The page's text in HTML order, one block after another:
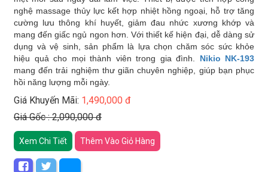
nghệ massage thủy lực kết hợp nhiệt hồng ngoại, hỗ trợ tăng
cường lưu thông khí huyết, giảm đau nhức xương khớp và
mang đến giấc ngủ ngon hơn. Với thiết kế hiện đại, dễ dàng sử
dụng và vệ sinh, sản phẩm là lựa chọn chăm sóc sức khỏe
hiệu quả cho mọi thành viên trong gia đình. Nikio NK-193
mang đến trải nghiệm thư giãn chuyên nghiệp, giúp bạn phục
hồi năng lượng mỗi ngày.
Giá Khuyến Mãi: 1,490,000 đ
Giá Gốc : 2,090,000 đ
Xem Chi Tiết Thêm Vào Giỏ Hàng